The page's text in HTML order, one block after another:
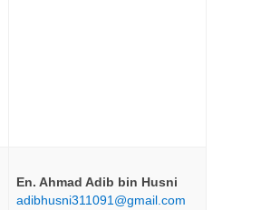
En. Ahmad Adib bin Husni
adibhusni311091@gmail.com